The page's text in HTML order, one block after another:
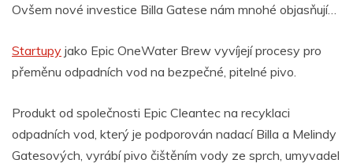
Ovšem nové investice Billa Gatese nám mnohé objasňují…
Startupy jako Epic OneWater Brew vyvíjejí procesy pro
přeměnu odpadních vod na bezpečné, pitelné pivo.
Produkt od společnosti Epic Cleantec na recyklaci
odpadních vod, který je podporován nadací Billa a Melindy
Gatesových, vyrábí pivo čištěním vody ze sprch, umyvadel